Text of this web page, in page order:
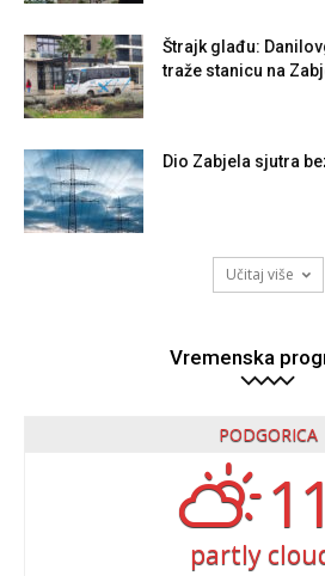
Štrajk glađu:
traže stanicu na
Dio Zabjela sjutra
Učitaj više
Vremenska
PODGORICA
partly